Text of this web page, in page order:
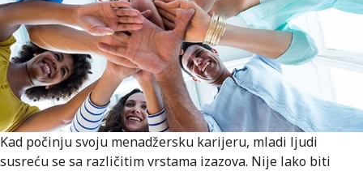
Kad počinju svoju menadžersku karijeru, mladi ljudi
susreću se sa različitim vrstama izazova. Nije lako biti